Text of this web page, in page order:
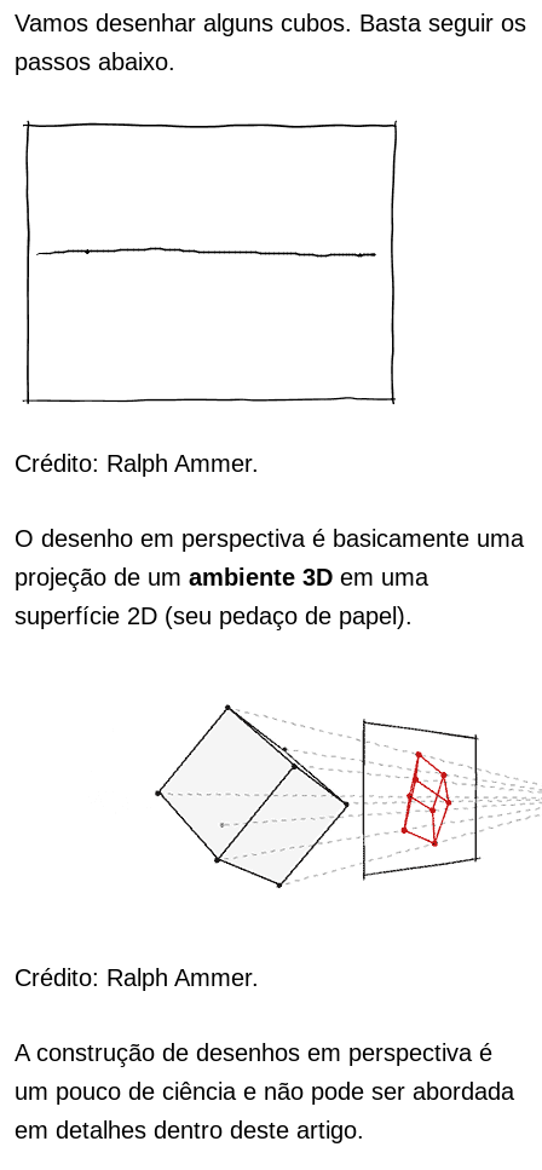
Vamos desenhar alguns cubos. Basta seguir os
passos abaixo.
Crédito: Ralph Ammer.
O desenho em perspectiva é basicamente uma
projeção de um ambiente 3D em uma
superfície 2D (seu pedaço de papel).
Crédito: Ralph Ammer.
A construção de desenhos em perspectiva é
um pouco de ciência e não pode ser abordada
em detalhes dentro deste artigo.